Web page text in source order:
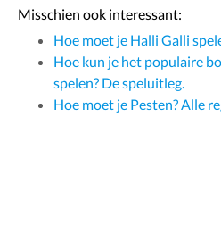
Misschien ook interessant:
Hoe moet je Halli Galli
Hoe kun je het populaire
spelen? De speluitleg.
Hoe moet je Pesten? Alle